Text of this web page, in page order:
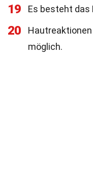
19 Es besteht das
20
möglich.